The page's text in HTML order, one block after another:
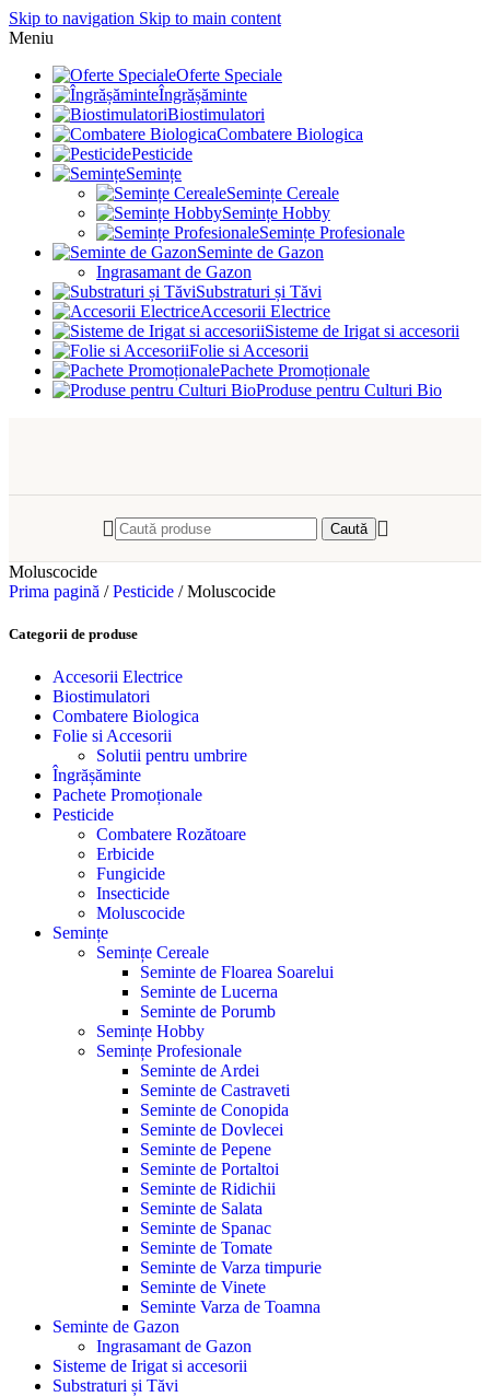
Skip to navigation Skip to main content
Meniu
Oferte Speciale
Îngrășăminte
Biostimulatori
Combatere Biologica
Pesticide
Semințe
Semințe Cereale
Semințe Hobby
Semințe Profesionale
Seminte de Gazon
Ingrasamant de Gazon
Substraturi și Tăvi
Accesorii Electrice
Sisteme de Irigat si accesorii
Folie si Accesorii
Pachete Promoționale
Produse pentru Culturi Bio
Caută
Moluscocide
Prima pagină / Pesticide / Moluscocide
Categorii de produse
Accesorii Electrice
Biostimulatori
Combatere Biologica
Folie si Accesorii
Solutii pentru umbrire
Îngrășăminte
Pachete Promoționale
Pesticide
Combatere Rozătoare
Erbicide
Fungicide
Insecticide
Moluscocide
Semințe
Semințe Cereale
Seminte de Floarea Soarelui
Seminte de Lucerna
Seminte de Porumb
Semințe Hobby
Semințe Profesionale
Seminte de Ardei
Seminte de Castraveti
Seminte de Conopida
Seminte de Dovlecei
Seminte de Pepene
Seminte de Portaltoi
Seminte de Ridichii
Seminte de Salata
Seminte de Spanac
Seminte de Tomate
Seminte de Varza timpurie
Seminte de Vinete
Seminte Varza de Toamna
Seminte de Gazon
Ingrasamant de Gazon
Sisteme de Irigat si accesorii
Substraturi și Tăvi